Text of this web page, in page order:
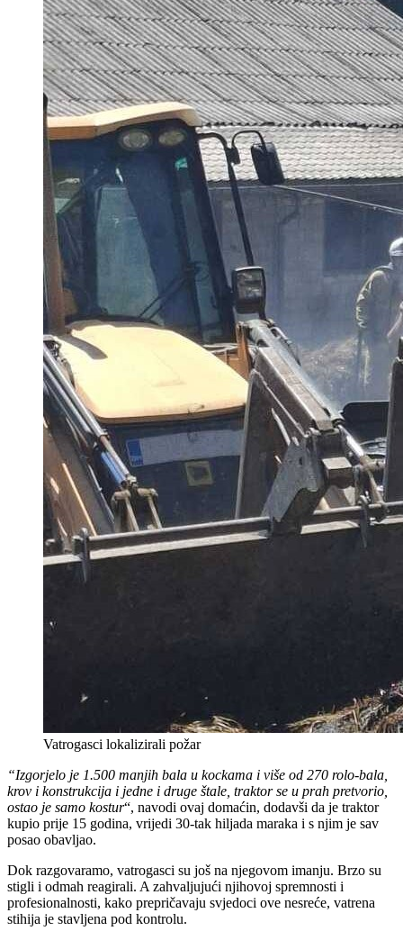
Vatrogasci lokalizirali požar
“Izgorjelo je 1.500 manjih bala u kockama i više od 270 rolo-bala,
krov i konstrukcija i jedne i druge štale, traktor se u prah pretvorio,
ostao je samo kostur“, navodi ovaj domaćin, dodavši da je traktor
kupio prije 15 godina, vrijedi 30-tak hiljada maraka i s njim je sav
posao obavljao.
Dok razgovaramo, vatrogasci su još na njegovom imanju. Brzo su
stigli i odmah reagirali. A zahvaljujući njihovoj spremnosti i
profesionalnosti, kako prepričavaju svjedoci ove nesreće, vatrena
stihija je stavljena pod kontrolu.